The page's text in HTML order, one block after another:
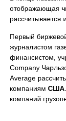
отображающая
рассчитывается
Первый
журналистом
финансистом,
Company
Average
компаниям США
компаний